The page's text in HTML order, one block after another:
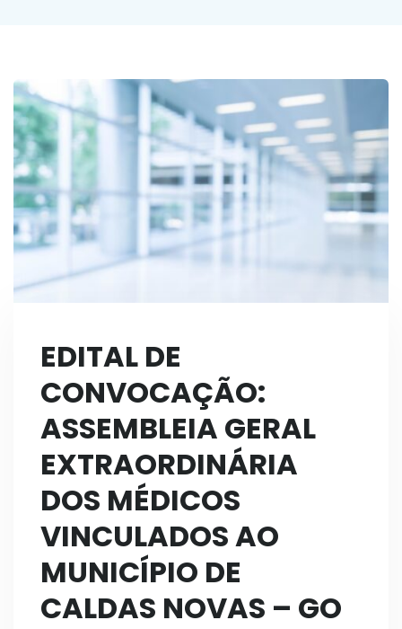
EDITAL DE
CONVOCAÇÃO:
ASSEMBLEIA GERAL
EXTRAORDINÁRIA
DOS MÉDICOS
VINCULADOS AO
MUNICÍPIO DE
CALDAS NOVAS – GO